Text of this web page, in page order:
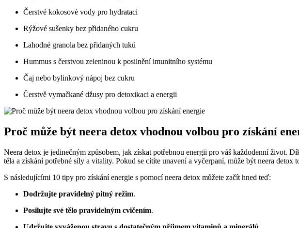
Čerstvé kokosové vody pro hydrataci
Rýžové sušenky bez přidaného cukru
Lahodné granola bez přidaných tuků
Hummus s čerstvou zeleninou k posilnění imunitního systému
Čaj nebo bylinkový nápoj bez cukru
Čerstvě vymačkané džusy pro detoxikaci a energii
Proč může být neera detox vhodnou volbou pro získání
Neera detox je jedinečným způsobem, jak získat potřebnou energii pro váš každodenní život.
těla a získání potřebné síly a vitality. Pokud se cítíte unavení a vyčerpaní, může být neera detox
S následujícími 10 tipy pro získání energie s pomocí neera detox můžete začít hned teď:
Dodržujte pravidelný pitný režim.
Posilujte své tělo pravidelným cvičením.